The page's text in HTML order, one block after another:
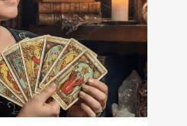
věštby.
a tím se zabývám
hovořím plynně
a domluvím se
řeknu vám to, co
se s tím nemažu.